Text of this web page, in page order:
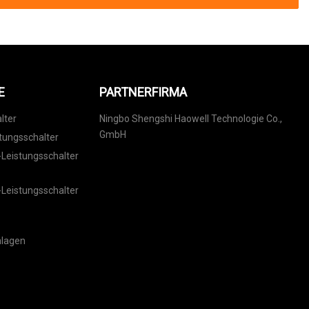
PARTNERFIRMA
Ningbo Shengshi Haowell Technologie Co.,
GmbH